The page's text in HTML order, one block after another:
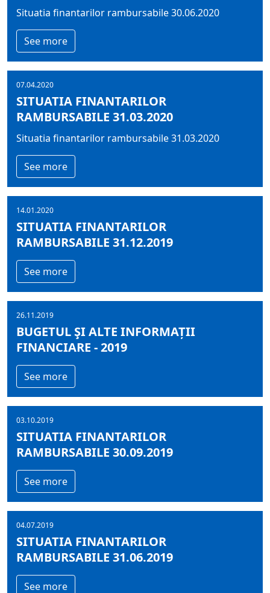
Situatia finantarilor rambursabile 30.06.2020
See more
07.04.2020
SITUATIA FINANTARILOR
RAMBURSABILE 31.03.2020
Situatia finantarilor rambursabile 31.03.2020
See more
14.01.2020
SITUATIA FINANTARILOR
RAMBURSABILE 31.12.2019
See more
26.11.2019
BUGETUL ŞI ALTE INFORMAȚII
FINANCIARE - 2019
See more
03.10.2019
SITUATIA FINANTARILOR
RAMBURSABILE 30.09.2019
See more
04.07.2019
SITUATIA FINANTARILOR
RAMBURSABILE 31.06.2019
See more